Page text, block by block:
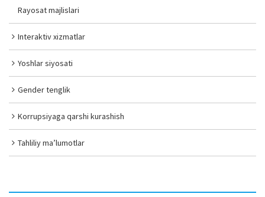
Rayosat majlislari
Interaktiv xizmatlar
Yoshlar siyosati
Gender tenglik
Korrupsiyaga qarshi kurashish
Tahliliy ma’lumotlar